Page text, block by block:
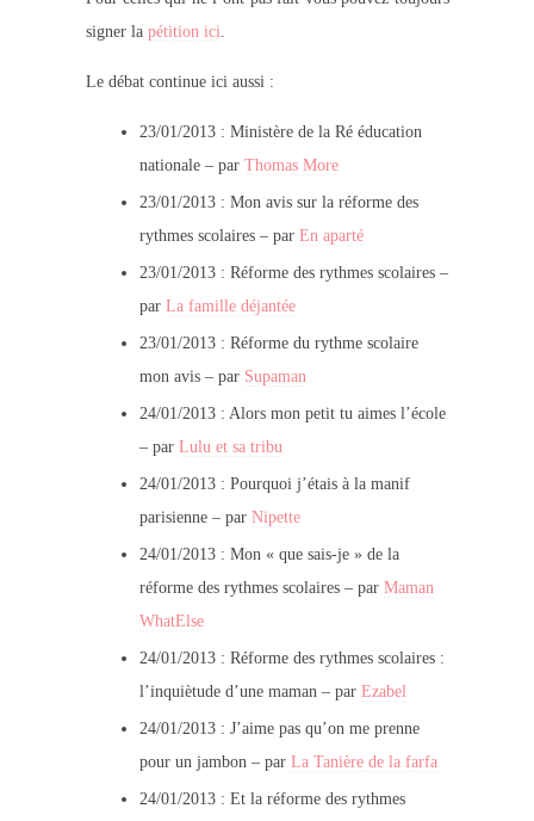
signer la pétition ici
Le débat continue ici aussi :
23/01/2013 : Ministère de la Ré éducation
nationale – par Thomas More
23/01/2013 : Mon avis sur la réforme des
rythmes scolaires – par En aparté
23/01/2013 : Réforme des rythmes scolaires –
par La famille déjantée
23/01/2013 : Réforme du rythme scolaire
mon avis – par Supaman
24/01/2013 : Alors mon petit tu aimes l’école
– par Lulu et sa tribu
24/01/2013 : Pourquoi j’étais à la manif
parisienne – par Nipette
24/01/2013 : Mon « que sais-je » de la
réforme des rythmes scolaires – par Maman
WhatElse
24/01/2013 : Réforme des rythmes scolaires :
l’inquiètude d’une maman – par Ezabel
24/01/2013 : J’aime pas qu’on me prenne
pour un jambon – par La Tanière de la farfa
24/01/2013 : Et la réforme des rythmes